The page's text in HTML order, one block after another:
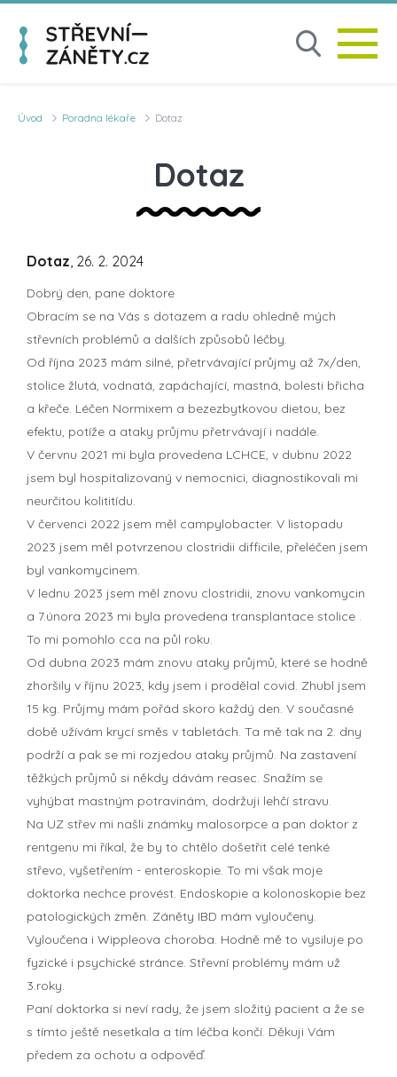
Úvod Poradna lékaře Dotaz
Dotaz
Dotaz, 26. 2. 2024
Dobrý den, pane doktore
Obracím se na Vás s dotazem a radu ohledně mých
střevních problémů a dalších způsobů léčby.
Od října 2023 mám silné, přetrvávající průjmy až 7x/den,
stolice žlutá, vodnatá, zapáchající, mastná, bolesti břicha
a křeče. Léčen Normixem a bezezbytkovou dietou, bez
efektu, potíže a ataky průjmu přetrvávají i nadále.
V červnu 2021 mi byla provedena LCHCE, v dubnu 2022
jsem byl hospitalizovaný v nemocnici, diagnostikovali mi
neurčitou kolititídu.
V červenci 2022 jsem měl campylobacter. V listopadu
2023 jsem měl potvrzenou clostridii difficile, přeléčen jsem
byl vankomycinem.
V lednu 2023 jsem měl znovu clostridii, znovu vankomycin
a 7.února 2023 mi byla provedena transplantace stolice .
To mi pomohlo cca na půl roku.
Od dubna 2023 mám znovu ataky průjmů, které se hodně
zhoršily v říjnu 2023, kdy jsem i prodělal covid. Zhubl jsem
15 kg. Průjmy mám pořád skoro každý den. V současné
době užívám krycí směs v tabletách. Ta mě tak na 2. dny
podrží a pak se mi rozjedou ataky průjmů. Na zastavení
těžkých průjmů si někdy dávám reasec. Snažím se
vyhýbat mastným potravinám, dodržuji lehčí stravu.
Na UZ střev mi našli známky malosorpce a pan doktor z
rentgenu mi říkal, že by to chtělo došetřit celé tenké
střevo, vyšetřením - enteroskopie. To mi však moje
doktorka nechce provést. Endoskopie a kolonoskopie bez
patologických změn. Záněty IBD mám vyloučeny.
Vyloučena i Wippleova choroba. Hodně mě to vysiluje po
fyzické i psychické stránce. Střevní problémy mám už
3.roky.
Paní doktorka si neví rady, že jsem složitý pacient a že se
s tímto ještě nesetkala a tím léčba končí. Děkuji Vám
předem za ochotu a odpověď.